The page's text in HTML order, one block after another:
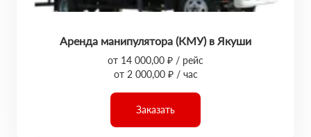
Аренда манипулятора (КМУ) в Якуши
от 14 000,00 ₽ / рейс
от 2 000,00 ₽ / час
Заказать